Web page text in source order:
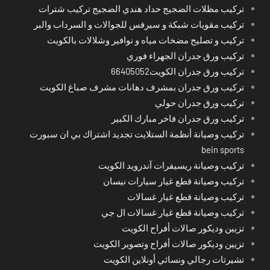
تركيب مظلات الضجيج حداد هندي الضجيج تركيب شترات
تركيب مقويات شبكة و سيرفس للجوالات و السرداب والبر
تركيب و تصليح مضخات مياه و نوافير وشلالات بالكويت
تركيب ورق جدران الجهراء فوري
تركيب ورق جدران الكويت66405052
تركيب ورق جدران بمشرف دهانات مشرف صباغ الكويت
تركيب ورق جدران حولي
تركيب ورق جدران فاخر مبارك الكبير
تركيب وصيانة أنظمة الستلايت تجديد اشتراك بي ان سبورت
bein sports
تركيب وصيانة ريسيفرات آندرويد الكويت
تركيب وصيانة قطع غيار سيارات نيسان
تركيب وصيانة قطع غيار غسالات
تركيب وصيانة قطع غيار غسالات ال جي
تزيين وديكور صالات أفراح الكويت
تزيين وديكور صالات أفراح وتصوير الكويت
تشيرتات رجالي ونسائي أونلاين الكويت